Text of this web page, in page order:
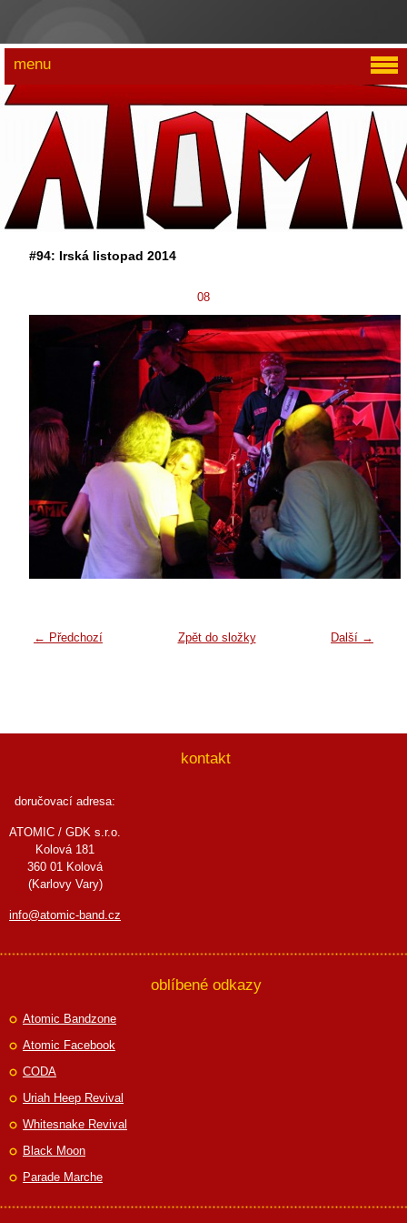
#94: Irská listopad 2014
08
← Předchozí Další →
Zpět do složky
menu
kontakt
doručovací adresa:
ATOMIC / GDK s.r.o.
Kolová 181
360 01 Kolová
(Karlovy Vary)
info@atomic-band.cz
oblíbené odkazy
Atomic Bandzone
Atomic Facebook
CODA
Uriah Heep Revival
Whitesnake Revival
Black Moon
Parade Marche